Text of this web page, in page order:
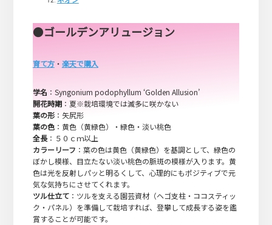
●ゴールデンアリュージョン
育て方・ 楽天で購入
学名 ：Syngonium podophyllum ‘Golden Allusion’
開花時期：夏※栽培環境では滅多に咲かない
葉の形：矢尻形
葉の色：黄色（黄緑色）・緑色・淡い桃色
全長：５０ｃｍ以上
カラーリーフ ：葉の色は黄色（黄緑色）を基調として、緑色の
ぼかし模様、目立たない淡い桃色の脈斑の模様が入ります。黄
色は光を反射しパッと明るくして、心理的にもポジティブで元
気な気持ちにさせてくれます。
ツル仕立て：ツルを支える園芸資材（ヘゴ支柱・ココスティッ
ク・パネル）を準備して栽培すれば、登攀して成長する姿を鑑
賞することが可能です。